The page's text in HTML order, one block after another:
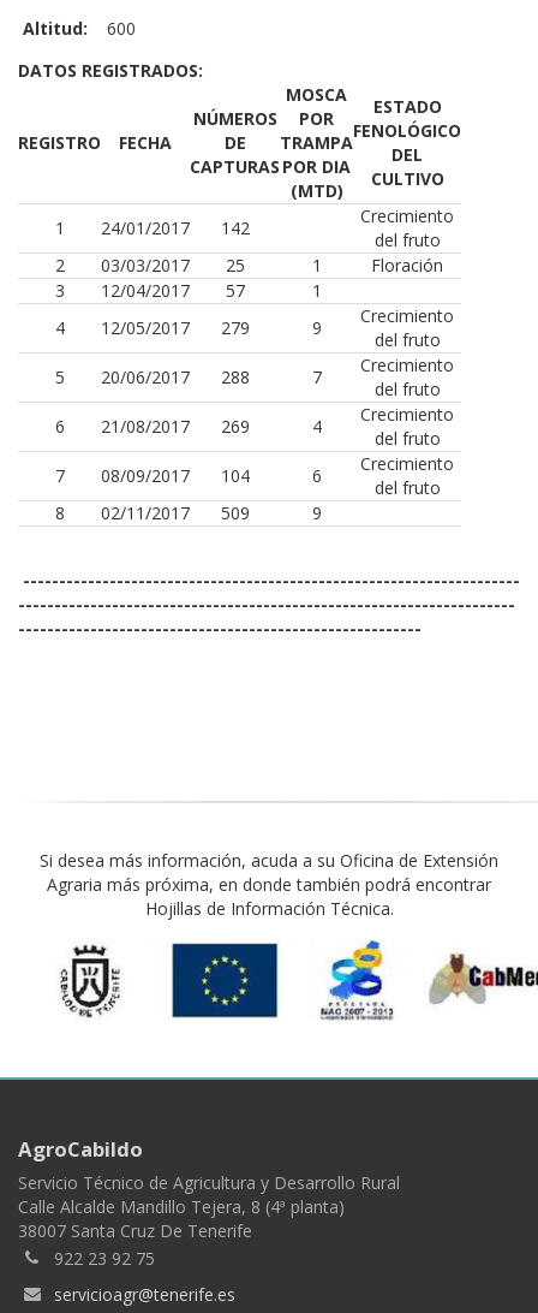
Altitud:
600
DATOS REGISTRADOS:
REGISTRO FECHA
NÚMEROS
DE
CAPTURAS
MOSCA
POR
TRAMPA
POR DIA
(MTD)
ESTADO
FENOLÓGICO
DEL
CULTIVO
1 24/01/2017 142
Crecimiento
del fruto
2
03/03/2017 25 1
Floración
3
12/04/2017 57
1
4
12/05/2017 279 9
Crecimiento
del fruto
5
20/06/2017 288 7
Crecimiento
del fruto
6
21/08/2017 269 4
Crecimiento
del fruto
7
08/09/2017 104 6
Crecimiento
del fruto
8
02/11/2017 509 9
---------------------------------------------------------------------
---------------------------------------------------------------------
--------------------------------------------------------
Si desea más información, acuda a su Oficina de Extensión
Agraria más próxima, en donde también podrá encontrar
Hojillas de Información Técnica.
AgroCabildo
Servicio Técnico de Agricultura y Desarrollo Rural
Calle Alcalde Mandillo Tejera, 8 (4ª planta)
38007 Santa Cruz De Tenerife
922 23 92 75
servicioagr@tenerife.es